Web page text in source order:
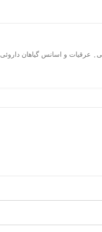
عرقیات و اسانس گیاهان داروئی